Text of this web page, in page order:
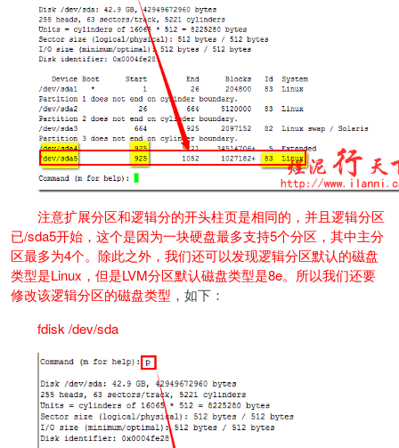
注意扩展分区和逻辑分的开头柱页是相同的，并且逻辑分区
已/sda5开始，这个是因为一块硬盘最多支持5个分区，其中主分
区最多为4个。除此之外，我们还可以发现逻辑分区默认的磁盘
类型是Linux，但是LVM分区默认磁盘类型是8e。所以我们还要
修改该逻辑分区的磁盘类型， 如下：
fdisk /dev/sda